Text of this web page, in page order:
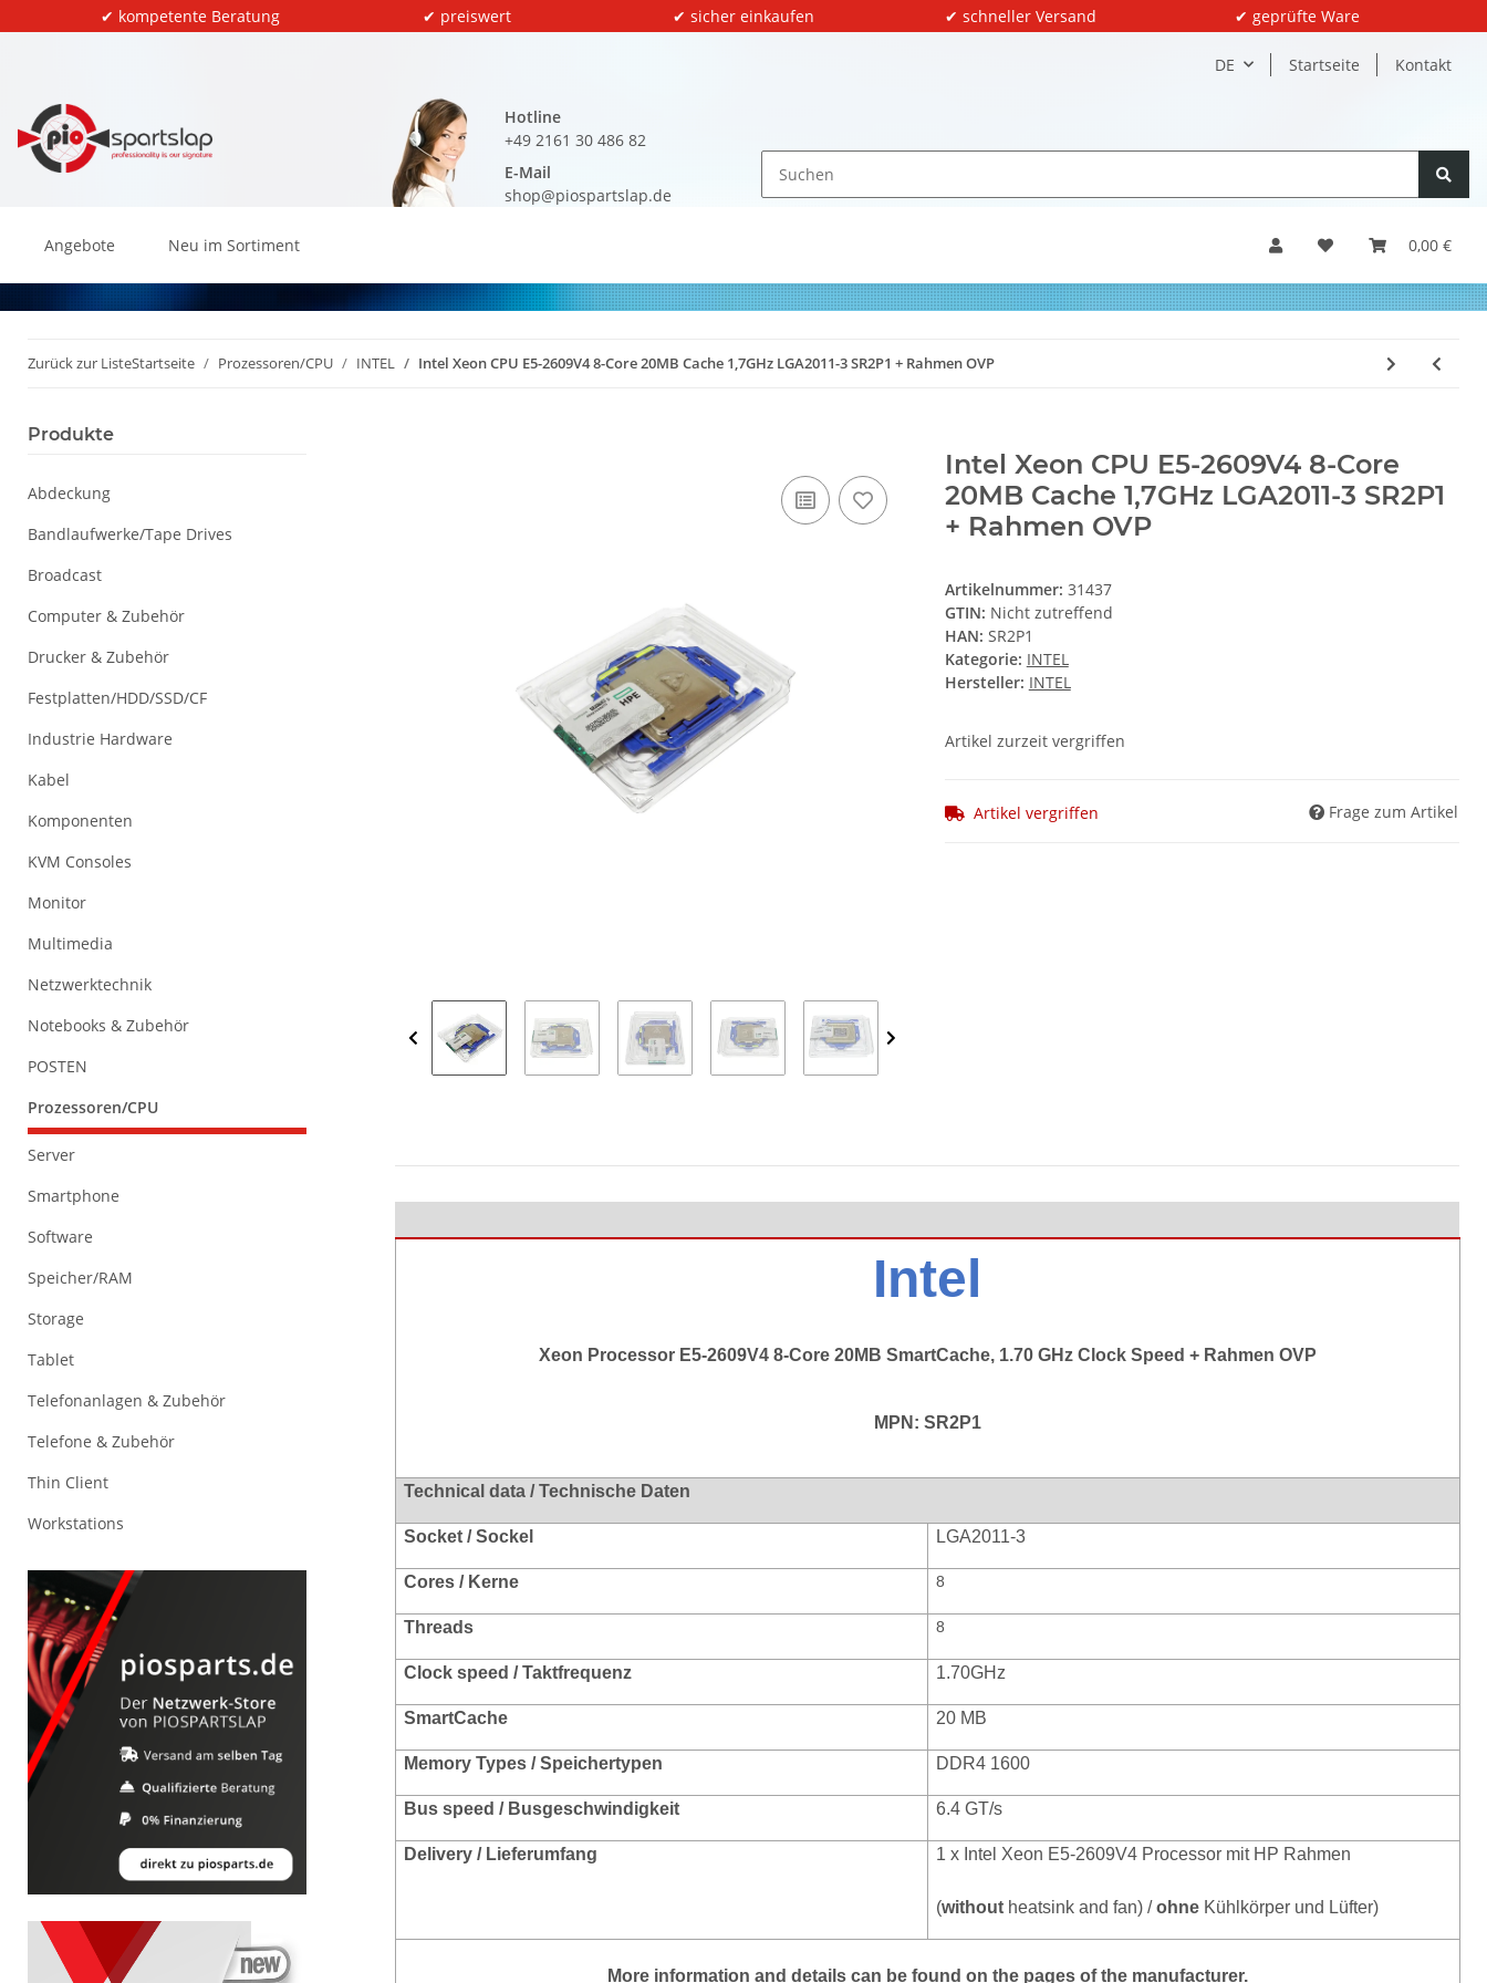
✔ kompetente Beratung ✔ preiswert ✔ sicher einkaufen ✔ schneller Versand ✔ geprüfte Ware
DE Startseite Kontakt
Hotline
+49 2161 30 486 82
E-Mail
shop@piospartslap.de
0,00 €
Angebote Neu im Sortiment
Zurück zur ListeStartseite Prozessoren/CPU INTEL Intel Xeon CPU E5-2609V4 8-Core 20MB Cache 1,7GHz LGA2011-3 SR2P1 + Rahmen OVP
Intel Xeon CPU E5-2609V4 8-Core
20MB Cache 1,7GHz LGA2011-3 SR2P1
+ Rahmen OVP
Artikelnummer: 31437
GTIN: Nicht zutreffend
HAN: SR2P1
Kategorie: INTEL
Hersteller: INTEL
Artikel zurzeit vergriffen
Artikel vergriffen Frage zum Artikel
Intel
Xeon Processor E5-2609V4 8-Core 20MB SmartCache, 1.70 GHz Clock Speed + Rahmen OVP
MPN: SR2P1
Technical data / Technische Daten
Socket / Sockel LGA2011-3
Cores / Kerne 8
Threads 8
Clock speed / Taktfrequenz 1.70GHz
SmartCache 20 MB
Memory Types / Speichertypen DDR4 1600
Bus speed / Busgeschwindigkeit 6.4 GT/s
Delivery / Lieferumfang 1 x Intel Xeon E5-2609V4 Processor mit HP Rahmen
(withoutheatsink and fan) /ohneKühlkörper und Lüfter)
More information and details can be found on the pages of the manufacturer.
Produkte
Abdeckung
Bandlaufwerke/Tape Drives
Broadcast
Computer & Zubehör
Drucker & Zubehör
Festplatten/HDD/SSD/CF
Industrie Hardware
Kabel
Komponenten
KVM Consoles
Monitor
Multimedia
Netzwerktechnik
Notebooks & Zubehör
POSTEN
Prozessoren/CPU
Server
Smartphone
Software
Speicher/RAM
Storage
Tablet
Telefonanlagen & Zubehör
Telefone & Zubehör
Thin Client
Workstations